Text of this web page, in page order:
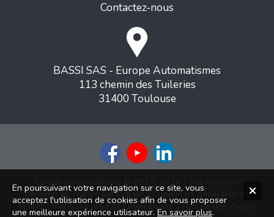
Contactez-nous
BASSI SAS - Europe Automatismes
113 chemin des Tuileries
31400 Toulouse
Europe Automatismes © 2017-2026 | Site conçu et
hébergé en France parCreapli| Conditions générales de
ventes|Mentions légales|Plan du site|Avis de nos clients
En poursuivant votre navigation sur ce site, vous
acceptez l'utilisation de cookies afin de vous proposer
une meilleure expérience utilisateur. En savoir plus.